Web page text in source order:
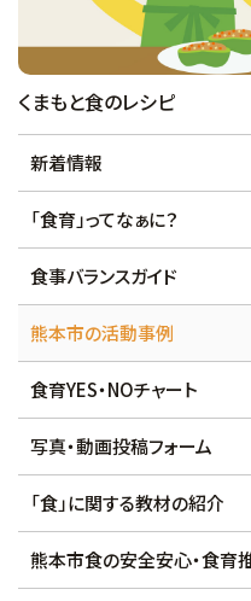
くまもと食のレシピ
新着情報
「食育」ってなぁに？
食事バランスガイド
熊本市の活動事例
食育YES・NOチャート
写真・動画投稿フォーム
「食」に関する教材の紹介
熊本市食の安全安心・食育